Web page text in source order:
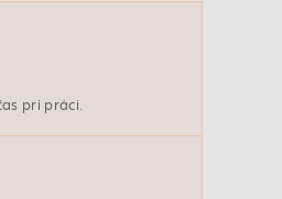
pri práci.